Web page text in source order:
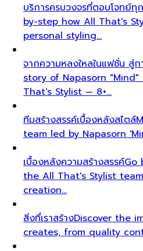
บริการครบวงจรที่ตอบโจทย์ทุ
by-step how All That's
personal styling…